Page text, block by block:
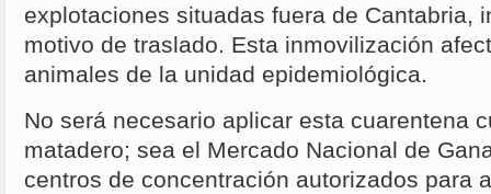
explotaciones situadas fuera de Cantabria,
motivo de traslado. Esta inmovilización
animales de la unidad epidemiológica.
No será necesario aplicar esta cuarentena
matadero; sea el Mercado Nacional de
centros de concentración autorizados para